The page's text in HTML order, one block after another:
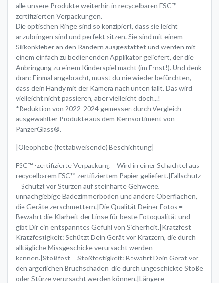
alle unsere Produkte weiterhin in recycelbaren FSC™-
zertifizierten Verpackungen.
Die optischen Ringe sind so konzipiert, dass sie leicht
anzubringen sind und perfekt sitzen. Sie sind mit einem
Silikonkleber an den Rändern ausgestattet und werden mit
einem einfach zu bedienenden Applikator geliefert, der die
Anbringung zu einem Kinderspiel macht (im Ernst!). Und denk
dran: Einmal angebracht, musst du nie wieder befürchten,
dass dein Handy mit der Kamera nach unten fällt. Das wird
vielleicht nicht passieren, aber vielleicht doch...!
*Reduktion von 2022-2024 gemessen durch Vergleich
ausgewählter Produkte aus dem Kernsortiment von
PanzerGlass®.
|Oleophobe (fettabweisende) Beschichtung|
FSC™ -zertifizierte Verpackung = Wird in einer Schachtel aus
recycelbarem FSC™-zertifiziertem Papier geliefert.|Fallschutz
= Schützt vor Stürzen auf steinharte Gehwege,
unnachgiebige Badezimmerböden und andere Oberflächen,
die Geräte zerschmettern.|Die Qualität Deiner Fotos =
Bewahrt die Klarheit der Linse für beste Fotoqualität und
gibt Dir ein entspanntes Gefühl von Sicherheit.|Kratzfest =
Kratzfestigkeit: Schützt Dein Gerät vor Kratzern, die durch
alltägliche Missgeschicke verursacht werden
können.|Stoßfest = Stoßfestigkeit: Bewahrt Dein Gerät vor
den ärgerlichen Bruchschäden, die durch ungeschickte Stöße
oder Stürze verursacht werden können.|Längere